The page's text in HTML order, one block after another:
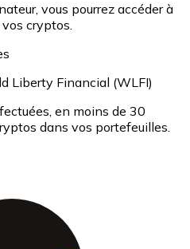
vous pourrez accéder à
cryptos.
Liberty Financial (WLFI)
en moins de 30
dans vos portefeuilles.